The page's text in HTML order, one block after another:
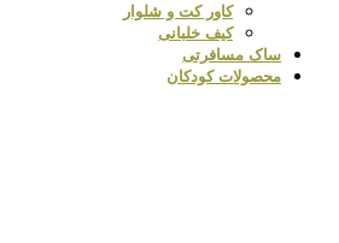
کاور کت و شلوار
کیف خلبانی
ساک مسافرتی
محصولات کودکان